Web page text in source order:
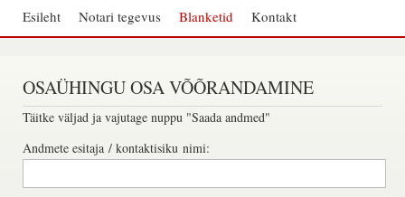
Esileht Notari tegevus Blanketid Kontakt
OSAÜHINGU OSA VÕÕRANDAMINE
Täitke väljad ja vajutage nuppu "Saada andmed"
Andmete esitaja / kontaktisiku nimi: